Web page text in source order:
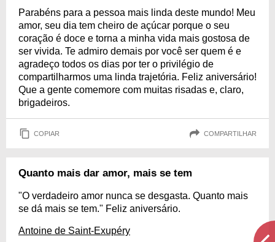
Parabéns para a pessoa mais linda deste mundo! Meu
amor, seu dia tem cheiro de açúcar porque o seu
coração é doce e torna a minha vida mais gostosa de
ser vivida. Te admiro demais por você ser quem é e
agradeço todos os dias por ter o privilégio de
compartilharmos uma linda trajetória. Feliz aniversário!
Que a gente comemore com muitas risadas e, claro,
brigadeiros.
COPIAR COMPARTILHAR
Quanto mais dar amor, mais se tem
"O verdadeiro amor nunca se desgasta. Quanto mais
se dá mais se tem." Feliz aniversário.
Antoine de Saint-Exupéry